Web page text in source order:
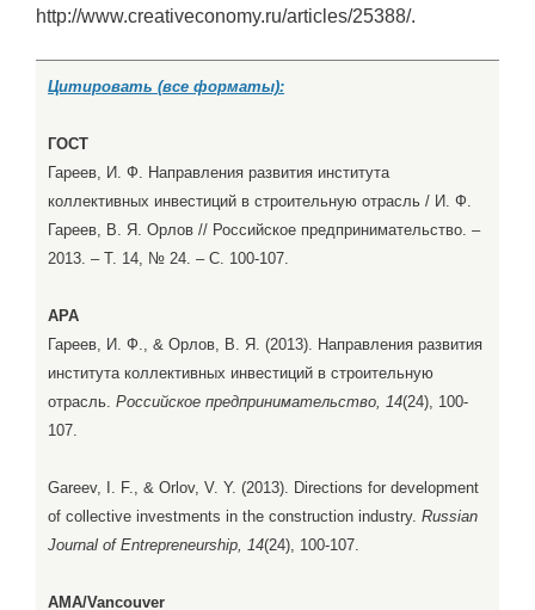
http://www.creativeconomy.ru/articles/25388/.
Цитировать (все форматы):
ГОСТ
Гареев, И. Ф. Направления развития института
коллективных инвестиций в строительную отрасль / И. Ф.
Гареев, В. Я. Орлов // Российское предпринимательство. –
2013. – Т. 14, № 24. – С. 100-107.
APA
Гареев, И. Ф., & Орлов, В. Я. (2013). Направления развития
института коллективных инвестиций в строительную
отрасль. Российское предпринимательство, 14(24), 100-
107.
Gareev, I. F., & Orlov, V. Y. (2013). Directions for development
of collective investments in the construction industry. Russian
Journal of Entrepreneurship, 14(24), 100-107.
AMA/Vancouver